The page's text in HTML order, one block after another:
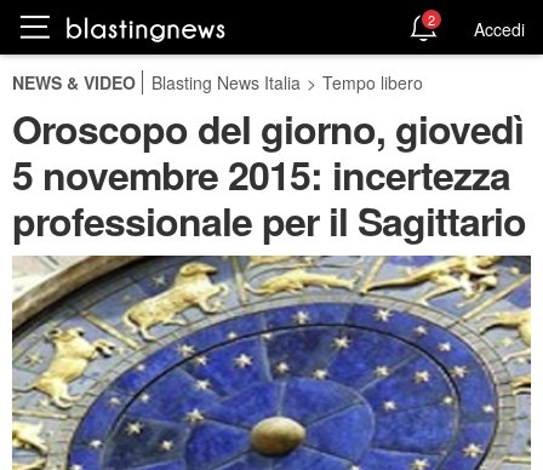
2 Accedi
NEWS & VIDEO Blasting News Italia > Tempo libero
Oroscopo del giorno, giovedì
5 novembre 2015: incertezza
professionale per il Sagittario